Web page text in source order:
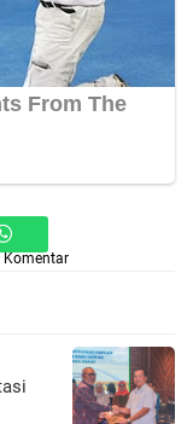
Komentar